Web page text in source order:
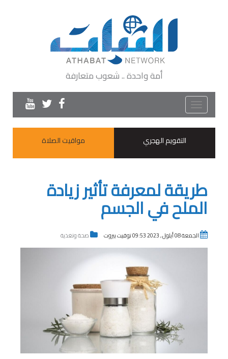
أمة واحدة .. شعوب متعارفة
Toggle
navigation
التقويم الهجري
مواقيت الصلاة
طريقة لمعرفة تأثير زيادة
الملح في الجسم
الجمعة 08 أيلول , 2023 09:53 توقيت بيروت صحة وتغذية